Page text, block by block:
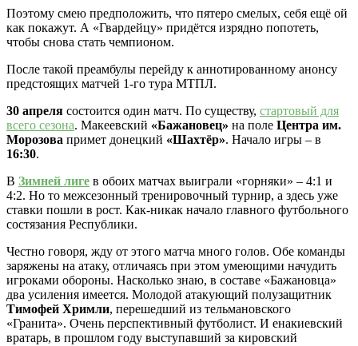
Поэтому смею предположить, что пятеро смелых, себя ещё ой
как покажут. А «Гвардейцу» придётся изрядно попотеть,
чтобы снова стать чемпионом.
После такой преамбулы перейду к аннотированному анонсу
предстоящих матчей 1-го тура МТПЛ.
30 апреля состоится один матч. По существу, стартовый для
всего сезона. Макеевский «Бажановец» на поле Центра им.
Морозова примет донецкий «Шахтёр». Начало игры – в
16:30.
В Зимней лиге в обоих матчах выиграли «горняки» – 4:1 и
4:2. Но то межсезонный тренировочный турнир, а здесь уже
ставки пошли в рост. Как-никак начало главного футбольного
состязания Республики.
Честно говоря, жду от этого матча много голов. Обе команды
заряжены на атаку, отличаясь при этом умеющими начудить
игроками обороны. Насколько знаю, в составе «Бажановца»
два усиления имеется. Молодой атакующий полузащитник
Тимофей Хримли, перешедший из тельмановского
«Гранита». Очень перспективный футболист. И енакиевский
вратарь, в прошлом году выступавший за кировский